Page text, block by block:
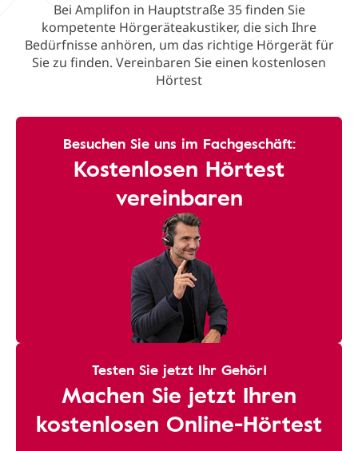
Bei Amplifon in Hauptstraße 35 finden Sie
kompetente Hörgeräteakustiker, die sich Ihre
Bedürfnisse anhören, um das richtige Hörgerät für
Sie zu finden. Vereinbaren Sie einen kostenlosen
Hörtest
Besuchen Sie uns im Fachgeschäft:
Kostenlosen Hörtest
vereinbaren
Testen Sie jetzt Ihr Gehör!
Machen Sie jetzt Ihren
kostenlosen Online-Hörtest